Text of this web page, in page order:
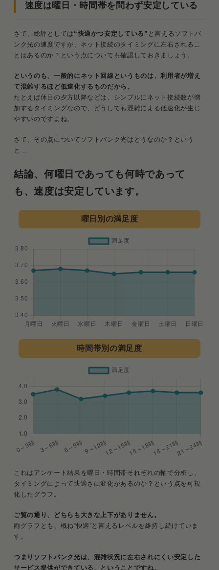
速度は曜日・時間帯を問わず安定している
さて、総評としては “快適かつ安定している” と言えるソフトバ
ンク光の速度ですが、ネット接続のタイミングに左右されるこ
とはあるのか？という点についても確認しておきましょう。
というのも、一般的にネット回線というものは、利用者が増え
て混雑するほど低速化するものだから。
たとえば休日の夕方以降などは、シンプルにネット接続数が増
加するタイミングなので、どうしても混雑による低速化が生じ
やすいのですよね。
さて、その点についてソフトバンク光はどうなのか？という
と…
結論、何曜日であっても何時であって
も、速度は安定しています。
曜日別の満足度
時間帯別の満足度
これはアンケート結果を曜日・時間帯それぞれの軸で分析し、
タイミングによって快適さに変化があるのか？という点を可視
化したグラフ。
ご覧の通り、どちらも大きな上下がありません。
両グラフとも、概ね“快適”と言えるレベルを維持し続けていま
す。
つまりソフトバンク光は、混雑状況に左右されにくい安定した
サービス提供ができている、ということですね。